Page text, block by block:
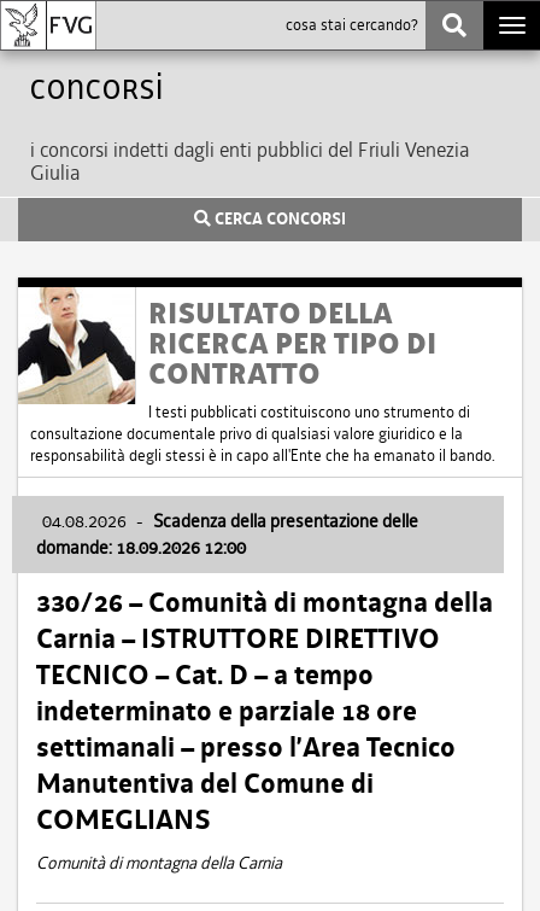
Concorsi
i concorsi indetti dagli enti pubblici del Friuli Venezia
Giulia
CERCA CONCORSI
RISULTATO DELLA
RICERCA PER TIPO DI
CONTRATTO
I testi pubblicati costituiscono uno strumento di
consultazione documentale privo di qualsiasi valore giuridico e la
responsabilità degli stessi è in capo all'Ente che ha emanato il bando.
04.08.2026 - Scadenza della presentazione delle
domande: 18.09.2026 12:00
330/26 – Comunità di montagna della
Carnia – ISTRUTTORE DIRETTIVO
TECNICO – Cat. D – a tempo
indeterminato e parziale 18 ore
settimanali – presso l’Area Tecnico
Manutentiva del Comune di
COMEGLIANS
Comunità di montagna della Carnia